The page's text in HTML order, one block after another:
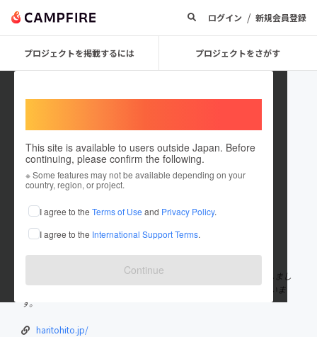
ログイン / 新規会員登録
プロジェクトを掲載するには プロジェクトをさがす
This site is available to users outside Japan. Before
continuing, please confirm the following.
※ Some features may not be available depending on your
country, region, or project.
I agree to the Terms of Use and Privacy Policy.
I agree to the International Support Terms.
Continue
haritohito
これまでに1回支援して9件のプロジェクトを投稿しています
在住国：日本 現在地：東京都
出身国：日本 出身地：東京都
鍼灸師によるwebメディア「ハリトヒト。」は2019年3月に創刊しまし
た。 現在、鍼灸業界にたずさわるヒトたちへの取材をおこなっていま
す。
haritohito.jp/